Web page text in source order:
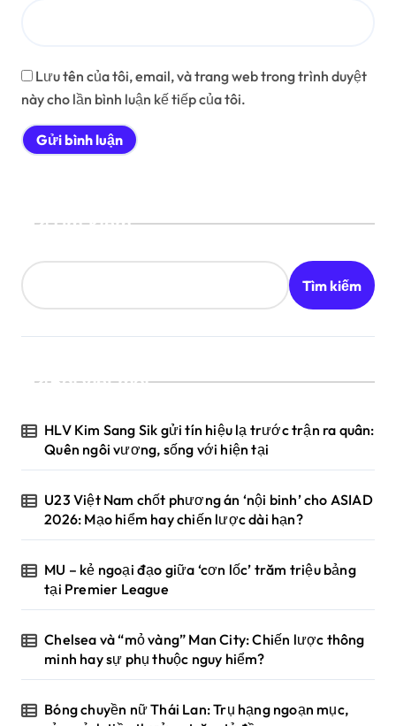
Lưu tên của tôi, email, và trang web trong trình duyệt
này cho lần bình luận kế tiếp của tôi.
Tìm kiếm
Tìm kiếm
Bài viết mới
HLV Kim Sang Sik gửi tín hiệu lạ trước trận ra quân:
Quên ngôi vương, sống với hiện tại
U23 Việt Nam chốt phương án ‘nội binh’ cho ASIAD
2026: Mạo hiểm hay chiến lược dài hạn?
MU – kẻ ngoại đạo giữa ‘cơn lốc’ trăm triệu bảng
tại Premier League
Chelsea và “mỏ vàng” Man City: Chiến lược thông
minh hay sự phụ thuộc nguy hiểm?
Bóng chuyền nữ Thái Lan: Trụ hạng ngoạn mục,